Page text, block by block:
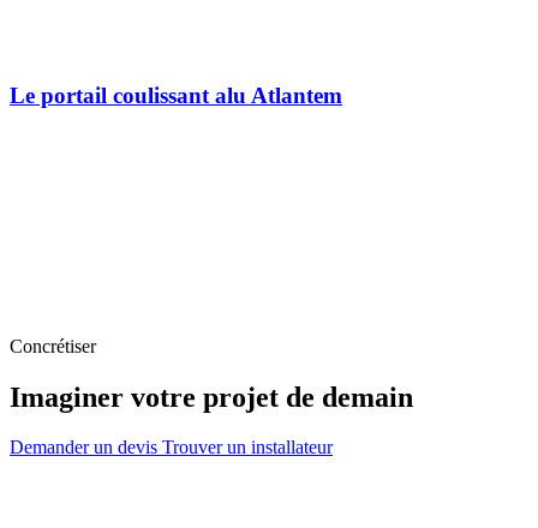
Le portail coulissant alu Atlantem
Concrétiser
Imaginer votre projet de demain
Demander un devis Trouver un installateur